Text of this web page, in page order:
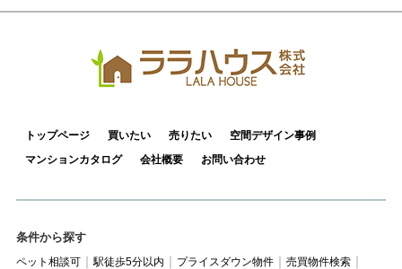
トップページ 買いたい 売りたい
空間デザイン事例
マンションカタログ
会社概要 お問い合わせ
条件から探す
ペット相談可 駅徒歩5分以内 プライスダウン物件
売買物件検索